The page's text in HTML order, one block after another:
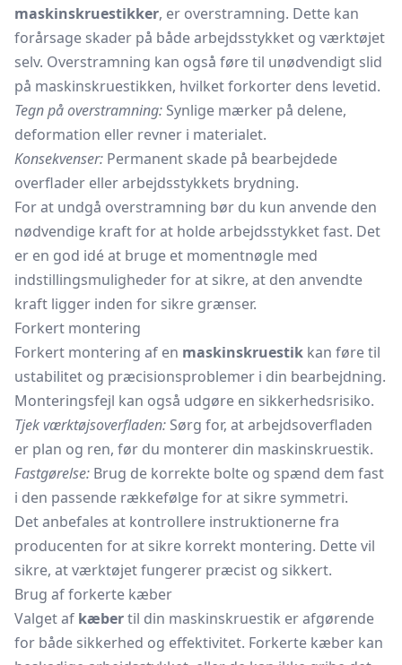
maskinskruestikker, er overstramning. Dette kan
forårsage skader på både arbejdsstykket og værktøjet
selv. Overstramning kan også føre til unødvendigt slid
på maskinskruestikken, hvilket forkorter dens levetid.
Tegn på overstramning: Synlige mærker på delene,
deformation eller revner i materialet.
Konsekvenser: Permanent skade på bearbejdede
overflader eller arbejdsstykkets brydning.
For at undgå overstramning bør du kun anvende den
nødvendige kraft for at holde arbejdsstykket fast. Det
er en god idé at bruge et momentnøgle med
indstillingsmuligheder for at sikre, at den anvendte
kraft ligger inden for sikre grænser.
Forkert montering
Forkert montering af en maskinskruestik kan føre til
ustabilitet og præcisionsproblemer i din bearbejdning.
Monteringsfejl kan også udgøre en sikkerhedsrisiko.
Tjek værktøjsoverfladen: Sørg for, at arbejdsoverfladen
er plan og ren, før du monterer din maskinskruestik.
Fastgørelse: Brug de korrekte bolte og spænd dem fast
i den passende rækkefølge for at sikre symmetri.
Det anbefales at kontrollere instruktionerne fra
producenten for at sikre korrekt montering. Dette vil
sikre, at værktøjet fungerer præcist og sikkert.
Brug af forkerte kæber
Valget af kæbertil din maskinskruestik er afgørende
for både sikkerhed og effektivitet. Forkerte kæber kan